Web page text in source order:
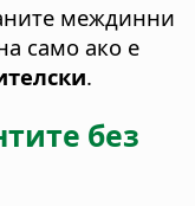
междинни
само ако е
.
без